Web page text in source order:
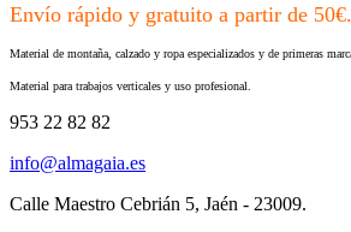
Envío rápido y gratuito a partir de 50€.
Material de montaña, calzado y ropa especializados y de primeras
Material para trabajos verticales y uso profesional.
953 22 82 82
info@almagaia.es
Calle Maestro Cebrián 5, Jaén - 23009.